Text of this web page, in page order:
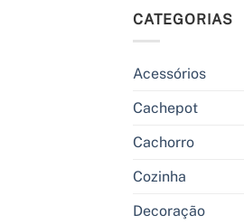
CATEGORIAS
Acessórios
Cachepot
Cachorro
Cozinha
Decoração